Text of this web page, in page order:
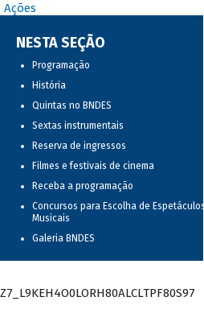
Ações
NESTA SEÇÃO
Programação
História
Quintas no BNDES
Sextas instrumentais
Reserva de ingressos
Filmes e festivais de cinema
Receba a programação
Concursos para Escolha de Espetáculos
Musicais
Galeria BNDES
Z7_L9KEH4O0LORH80ALCLTPF80S97